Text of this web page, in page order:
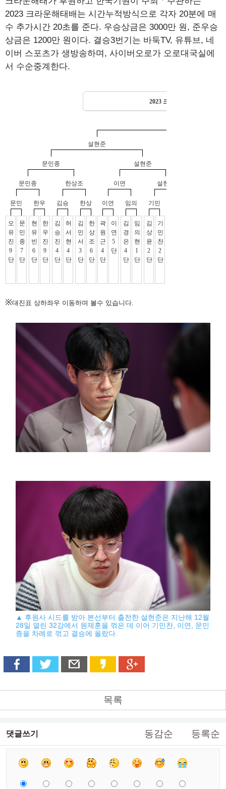
2023 크라운해태배는 시간누적방식으로 각자 20분에 매
수 추가시간 20초를 준다. 우승상금은 3000만 원, 준우승
상금은 1200만 원이다. 결승3번기는 바둑TV, 유튜브, 네
이버 스포츠가 생방송하며, 사이버오로가 오로대국실에
서 수순중계한다.
※대진표 상하좌우 이동하며 볼수 있습니다.
▲ 후원사 시드를 받아 본선부터 출전한 설현준은 지난해 12월
28일 열린 32강에서 원제훈을 꺾은 데 이어 기민찬, 이연, 문민
종을 차례로 꺾고 결승에 올랐다.
목록
댓글쓰기 동감순 등록순